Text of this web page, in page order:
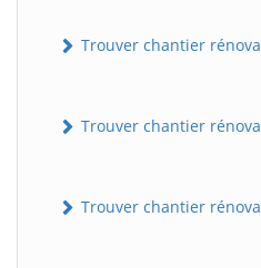
Trouver chantier
Trouver chantier
Trouver chantier